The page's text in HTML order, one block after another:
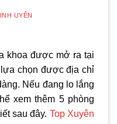
UYÊN
khoa được mở ra tại
chọn được địa chỉ
Nếu đang lo lắng
xem thêm 5 phòng
sau đây. Top Xuyên